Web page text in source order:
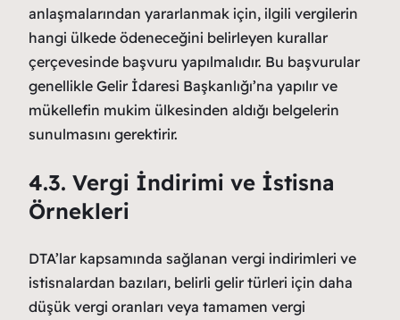
anlaşmalarından yararlanmak için, ilgili vergilerin
hangi ülkede ödeneceğini belirleyen kurallar
çerçevesinde başvuru yapılmalıdır. Bu başvurular
genellikle Gelir İdaresi Başkanlığı’na yapılır ve
mükellefin mukim ülkesinden aldığı belgelerin
sunulmasını gerektirir.
4.3. Vergi İndirimi ve İstisna
Örnekleri
DTA’lar kapsamında sağlanan vergi indirimleri ve
istisnalardan bazıları, belirli gelir türleri için daha
düşük vergi oranları veya tamamen vergi